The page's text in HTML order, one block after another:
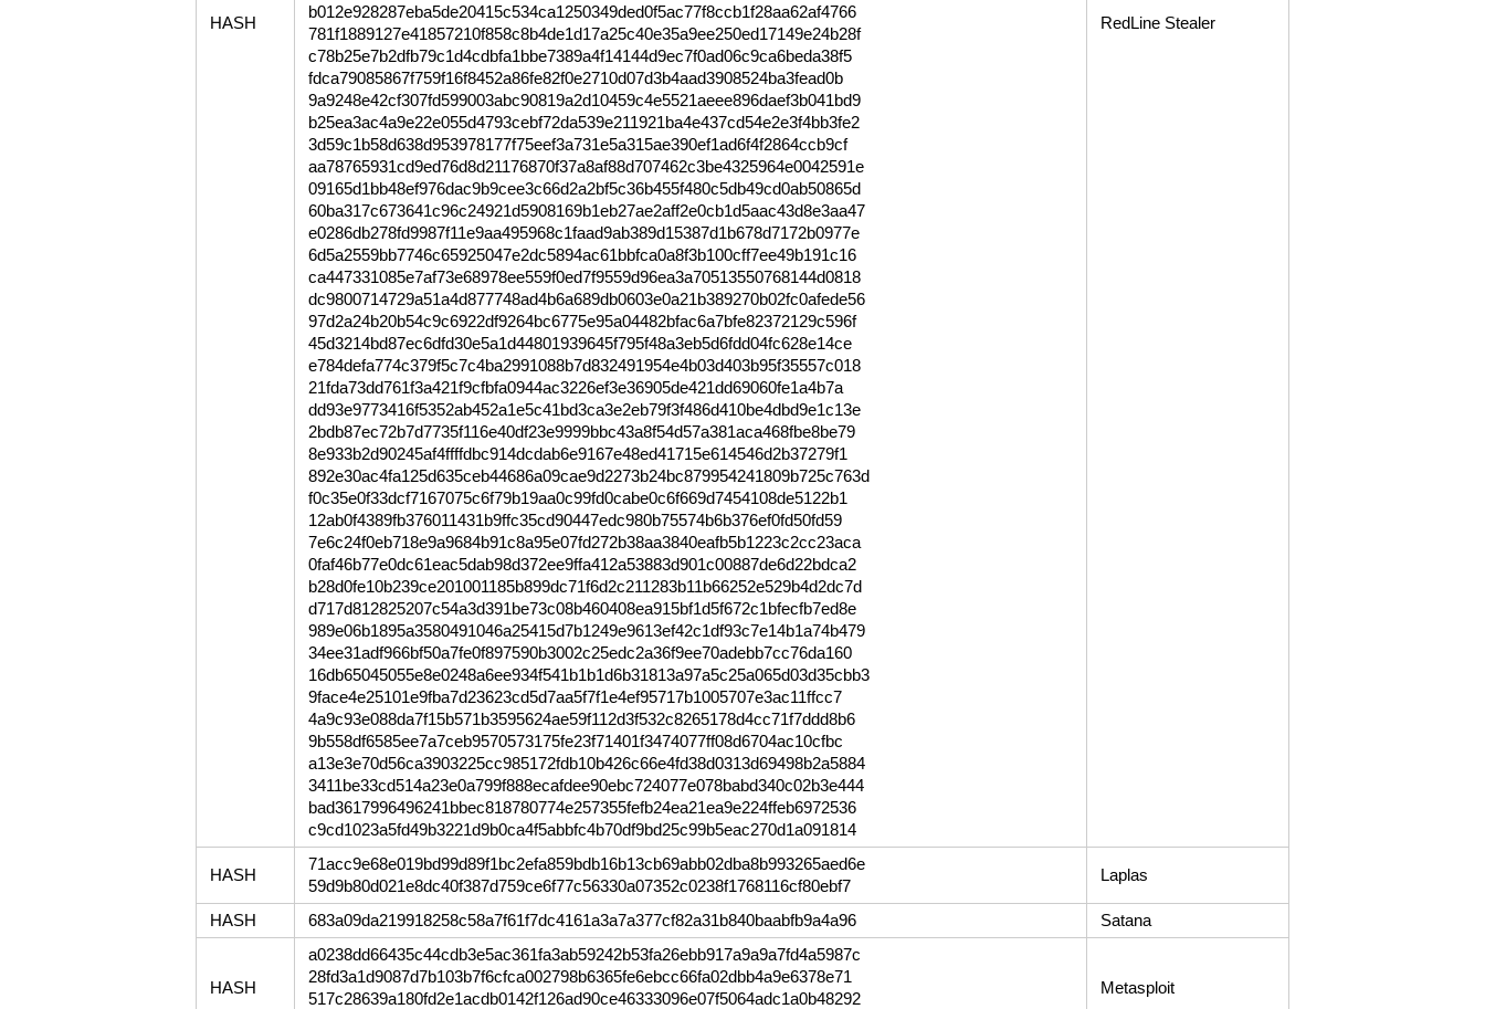
HASH
b012e928287eba5de20415c534ca1250349ded0f5ac77f8ccb1f28aa62af4766
781f1889127e41857210f858c8b4de1d17a25c40e35a9ee250ed17149e24b28f
c78b25e7b2dfb79c1d4cdbfa1bbe7389a4f14144d9ec7f0ad06c9ca6beda38f5
fdca79085867f759f16f8452a86fe82f0e2710d07d3b4aad3908524ba3fead0b
9a9248e42cf307fd599003abc90819a2d10459c4e5521aeee896daef3b041bd9
b25ea3ac4a9e22e055d4793cebf72da539e211921ba4e437cd54e2e3f4bb3fe2
3d59c1b58d638d953978177f75eef3a731e5a315ae390ef1ad6f4f2864ccb9cf
aa78765931cd9ed76d8d21176870f37a8af88d707462c3be4325964e0042591e
09165d1bb48ef976dac9b9cee3c66d2a2bf5c36b455f480c5db49cd0ab50865d
60ba317c673641c96c24921d5908169b1eb27ae2aff2e0cb1d5aac43d8e3aa47
e0286db278fd9987f11e9aa495968c1faad9ab389d15387d1b678d7172b0977e
6d5a2559bb7746c65925047e2dc5894ac61bbfca0a8f3b100cff7ee49b191c16
ca447331085e7af73e68978ee559f0ed7f9559d96ea3a70513550768144d0818
dc9800714729a51a4d877748ad4b6a689db0603e0a21b389270b02fc0afede56
97d2a24b20b54c9c6922df9264bc6775e95a04482bfac6a7bfe82372129c596f
45d3214bd87ec6dfd30e5a1d44801939645f795f48a3eb5d6fdd04fc628e14ce
e784defa774c379f5c7c4ba2991088b7d832491954e4b03d403b95f35557c018
21fda73dd761f3a421f9cfbfa0944ac3226ef3e36905de421dd69060fe1a4b7a
dd93e9773416f5352ab452a1e5c41bd3ca3e2eb79f3f486d410be4dbd9e1c13e
2bdb87ec72b7d7735f116e40df23e9999bbc43a8f54d57a381aca468fbe8be79
8e933b2d90245af4ffffdbc914dcdab6e9167e48ed41715e614546d2b37279f1
892e30ac4fa125d635ceb44686a09cae9d2273b24bc879954241809b725c763d
f0c35e0f33dcf7167075c6f79b19aa0c99fd0cabe0c6f669d7454108de5122b1
12ab0f4389fb376011431b9ffc35cd90447edc980b75574b6b376ef0fd50fd59
7e6c24f0eb718e9a9684b91c8a95e07fd272b38aa3840eafb5b1223c2cc23aca
0faf46b77e0dc61eac5dab98d372ee9ffa412a53883d901c00887de6d22bdca2
b28d0fe10b239ce201001185b899dc71f6d2c211283b11b66252e529b4d2dc7d
d717d812825207c54a3d391be73c08b460408ea915bf1d5f672c1bfecfb7ed8e
989e06b1895a3580491046a25415d7b1249e9613ef42c1df93c7e14b1a74b479
34ee31adf966bf50a7fe0f897590b3002c25edc2a36f9ee70adebb7cc76da160
16db65045055e8e0248a6ee934f541b1b1d6b31813a97a5c25a065d03d35cbb3
9face4e25101e9fba7d23623cd5d7aa5f7f1e4ef95717b1005707e3ac11ffcc7
4a9c93e088da7f15b571b3595624ae59f112d3f532c8265178d4cc71f7ddd8b6
9b558df6585ee7a7ceb9570573175fe23f71401f3474077ff08d6704ac10cfbc
a13e3e70d56ca3903225cc985172fdb10b426c66e4fd38d0313d69498b2a5884
3411be33cd514a23e0a799f888ecafdee90ebc724077e078babd340c02b3e444
bad3617996496241bbec818780774e257355fefb24ea21ea9e224ffeb6972536
c9cd1023a5fd49b3221d9b0ca4f5abbfc4b70df9bd25c99b5eac270d1a091814
HASH
71acc9e68e019bd99d89f1bc2efa859bdb16b13cb69abb02dba8b993265aed6e
59d9b80d021e8dc40f387d759ce6f77c56330a07352c0238f1768116cf80ebf7
HASH 683a09da219918258c58a7f61f7dc4161a3a7a377cf82a31b840baabfb9a4a96
HASH
a0238dd66435c44cdb3e5ac361fa3ab59242b53fa26ebb917a9a9a7fd4a5987c
28fd3a1d9087d7b103b7f6cfca002798b6365fe6ebcc66fa02dbb4a9e6378e71
517c28639a180fd2e1acdb0142f126ad90ce46333096e07f5064adc1a0b48292